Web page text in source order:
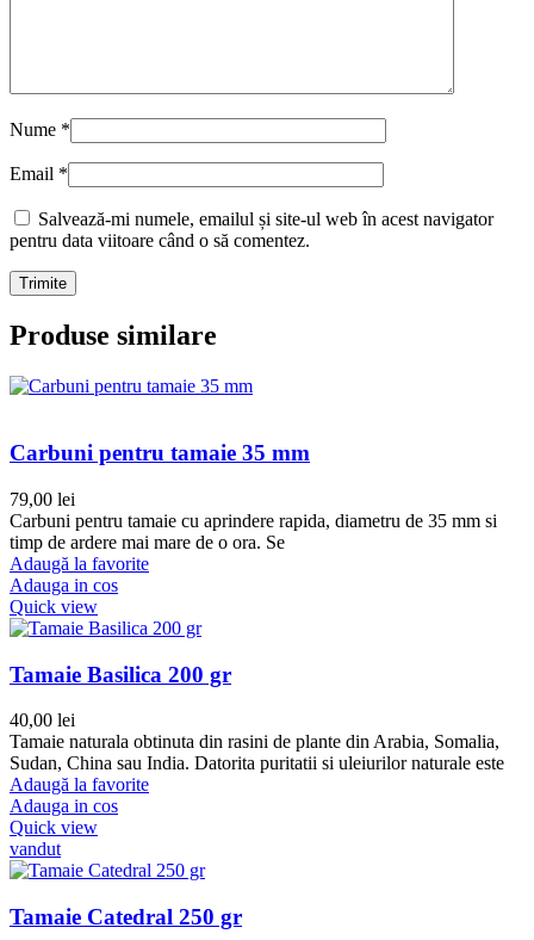
Nume *
Email *
Salvează-mi numele, emailul și site-ul web în acest navigator
pentru data viitoare când o să comentez.
Produse similare
Carbuni pentru tamaie 35 mm
79,00 lei
Carbuni pentru tamaie cu aprindere rapida, diametru de 35 mm si
timp de ardere mai mare de o ora. Se
Adaugă la favorite
Adauga in cos
Quick view
Tamaie Basilica 200 gr
40,00 lei
Tamaie naturala obtinuta din rasini de plante din Arabia, Somalia,
Sudan, China sau India. Datorita puritatii si uleiurilor naturale este
Adaugă la favorite
Adauga in cos
Quick view
vandut
Tamaie Catedral 250 gr